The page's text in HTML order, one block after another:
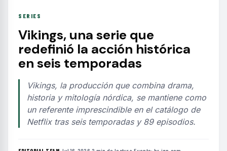
SERIES
Vikings, una serie que
redefinió la acción histórica
en seis temporadas
Vikings, la producción que combina drama,
historia y mitología nórdica, se mantiene como
un referente imprescindible en el catálogo de
Netflix tras seis temporadas y 89 episodios.